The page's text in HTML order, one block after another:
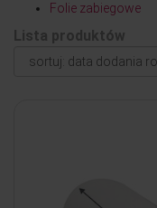
Folie zabiegowe
Lista produktów